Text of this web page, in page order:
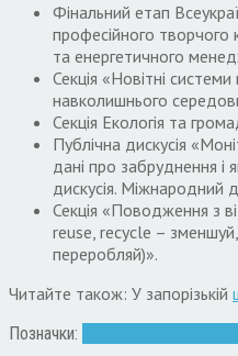
Фінальний етап
професійного творчого
та енергетичного
Секція «Новітні
навколишнього
Секція Екологія та
Публічна дискусія
дані про забруднення і
дискусія. Міжнародний
Секція «Поводження з
reuse, recycle –
переробляй)».
Читайте також: У запорізькій
Позначки: